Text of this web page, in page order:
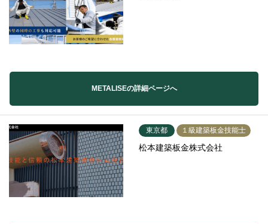
METALISEの詳細ページへ
東京都 １級建築板金技能士
松本建築板金株式会社